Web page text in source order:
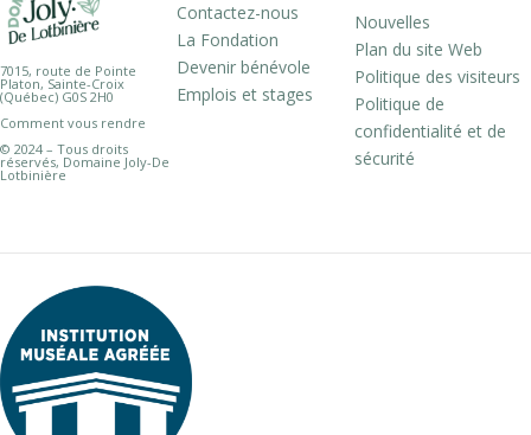
7015, route de Pointe
Platon, Sainte-Croix
(Québec) G0S 2H0
Comment vous rendre
© 2024 – Tous droits
réservés, Domaine Joly-De
Lotbinière
Contactez-nous
La Fondation
Devenir bénévole
Emplois et stages
Nouvelles
Plan du site Web
Politique des visiteurs
Politique de
confidentialité et de
sécurité